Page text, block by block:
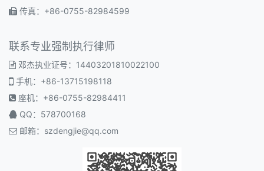
传真：+86-0755-82984599
联系专业强制执行律师
邓杰执业证号：14403201810022100
手机：+86-13715198118
座机：+86-0755-82984411
QQ：578700168
邮箱： szdengjie@qq.com